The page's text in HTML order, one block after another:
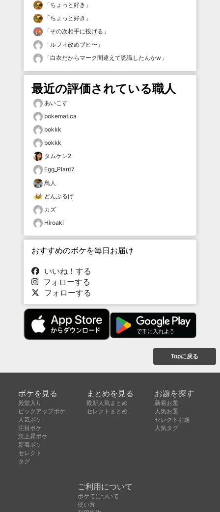
「ちょっと好き 」
「ちょっと好き 」
「その次相手に投げる 」
「ルフィ改めブヒ〜 」
「白衣だからマーク間違えて認識したんかw 」
最近の評価されている職人
あいこす
bokematica
bokkk
bokkk
タムケン2
Egg_Plant7
鳥人
どんぶるげ
カズ
Hiroaki
おすすめのボケを毎日お届け
いいね！する
フォローする
フォローする
Topに戻る
ボケを見る
殿堂入り
ピックアップボケ
人気ボケ
注目ボケ
急上昇ボケ
新着ボケ
セレクト
タグ
まとめを見る
最新人気まとめ
セレクトまとめ
お題を探す
新着お題
人気お題
セレクトお題
人気タグ
ご利用について
ボケてについて
使い方